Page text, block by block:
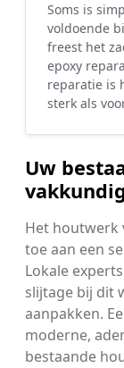
Soms is
voldoende
freest het
epoxy
reparatie is
sterk als
Uw
Het houtwerk
toe aan een
Lokale
slijtage bij dit
aanpakken.
moderne,
bestaande